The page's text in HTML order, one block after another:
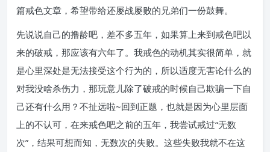
篇戒色文章，希望带给还屡战屡败的兄弟们一份鼓舞。
先说说自己的撸龄吧，差不多五年，如果算上来到戒色吧以
来的破戒，那应该有六年了。我戒色的动机其实很简单，就
是心里深处是无法接受这个行为的，所以适度无害论什么的
对我没啥杀伤力，那玩意儿除了破戒的时候自己欺骗一下自
己还有什么用？不扯远啦~回到正题，也就是因为心里层面
上的不认可，在来戒色吧之前的五年，我尝试戒过“无数
次”，结果可想而知，无数次的失败。这些失败我就不在这